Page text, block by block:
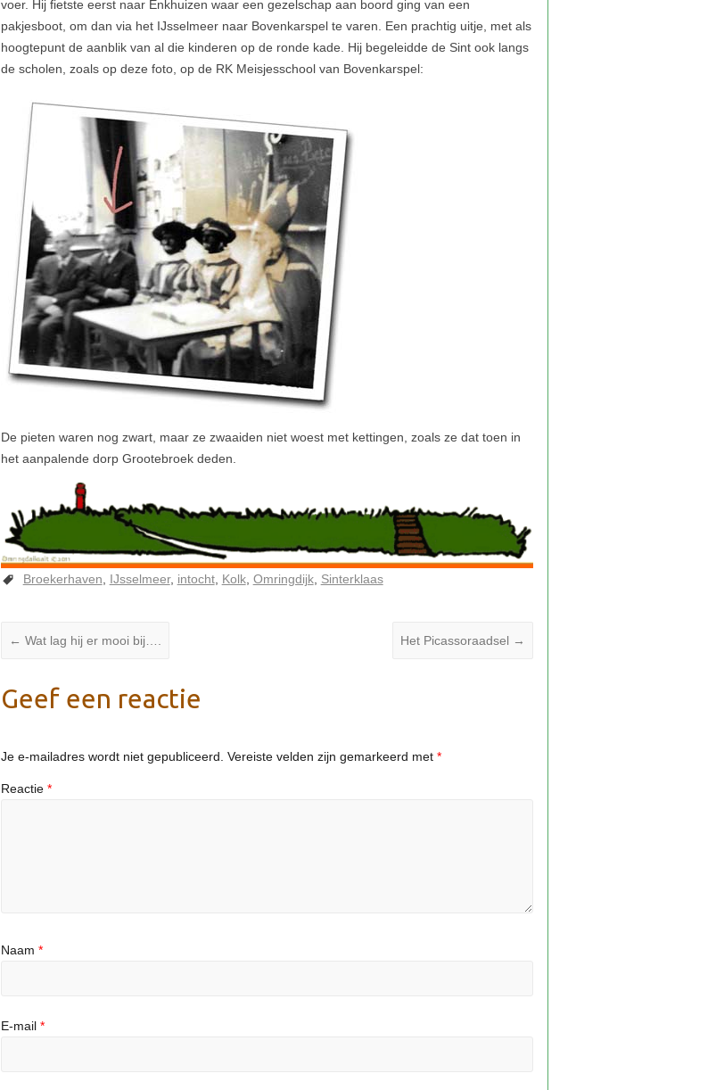
Hij begeleidde de Sint ook langs
de scholen, zoals op deze foto, op de RK Meisjesschool van Bovenkarspel:
Broekerhaven IJsselmeer intocht Kolk Omringdijk Sinterklaas
← Wat lag hij er mooi bij…. Het Picassoraadsel →
Geef een reactie
Je e-mailadres wordt niet gepubliceerd. Vereiste velden zijn gemarkeerd met *
Reactie *
Naam *
E-mail *